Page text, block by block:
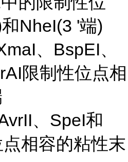
NheI(3 '端)
、BspEI、
限制性位点相
、SpeI和
相容的粘性末